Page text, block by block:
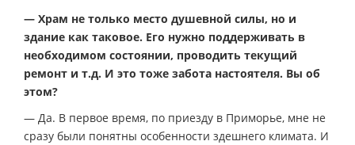
— Храм не только место душевной силы, но и
здание как таковое. Его нужно поддерживать в
необходимом состоянии, проводить текущий
ремонт и т.д. И это тоже забота настоятеля. Вы об
этом?
— Да. В первое время, по приезду в Приморье, мне не
сразу были понятны особенности здешнего климата. И